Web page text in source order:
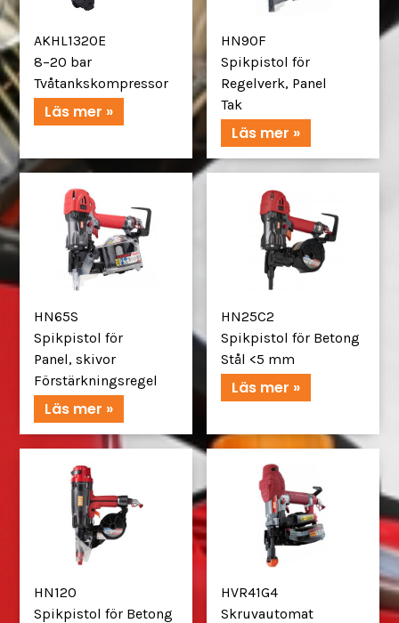
AKHL1320E
8–20 bar
Tvåtankskompressor
Läs mer »
HN90F
Spikpistol för
Regelverk, Panel
Tak
Läs mer »
HN65S
Spikpistol för
Panel, skivor
Förstärkningsregel
Läs mer »
HN25C2
Spikpistol för Betong
Stål <5 mm
Läs mer »
HN120
Spikpistol för Betong
HVR41G4
Skruvautomat